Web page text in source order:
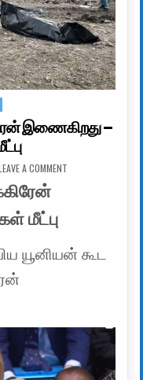
இணைகிறது –
A COMMENT
மீட்பு
யூனியன் கூட